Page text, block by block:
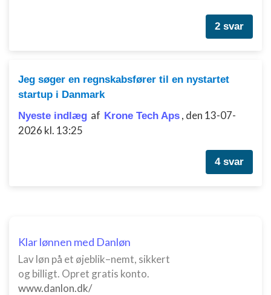
2 svar
Jeg søger en regnskabsfører til en nystartet
startup i Danmark
Nyeste indlæg af Krone Tech Aps , den 13-07-
2026 kl. 13:25
4 svar
Klar lønnen med Danløn
Lav løn på et øjeblik–nemt, sikkert
og billigt. Opret gratis konto.
www.danlon.dk/